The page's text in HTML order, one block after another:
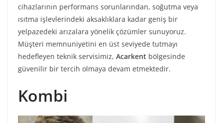
cihazlarının performans sorunlarından, soğutma veya
ısıtma işlevlerindeki aksaklıklara kadar geniş bir
yelpazedeki arızalara yönelik çözümler sunuyoruz.
Müşteri memnuniyetini en üst seviyede tutmayı
hedefleyen teknik servisimiz, Acarkent bölgesinde
güvenilir bir tercih olmaya devam etmektedir.
Kombi